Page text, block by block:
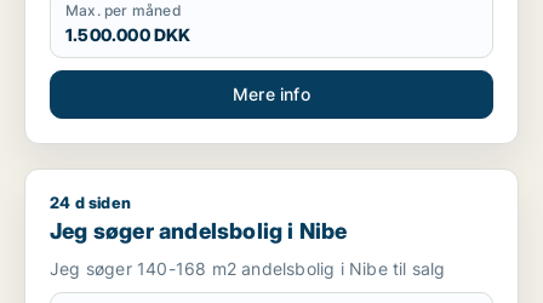
Max. per måned
1.500.000 DKK
Mere info
Jeg søger andelsbolig i Nibe
24 d siden
Jeg søger andelsbolig i Nibe
Jeg søger 140-168 m2 andelsbolig i Nibe til salg